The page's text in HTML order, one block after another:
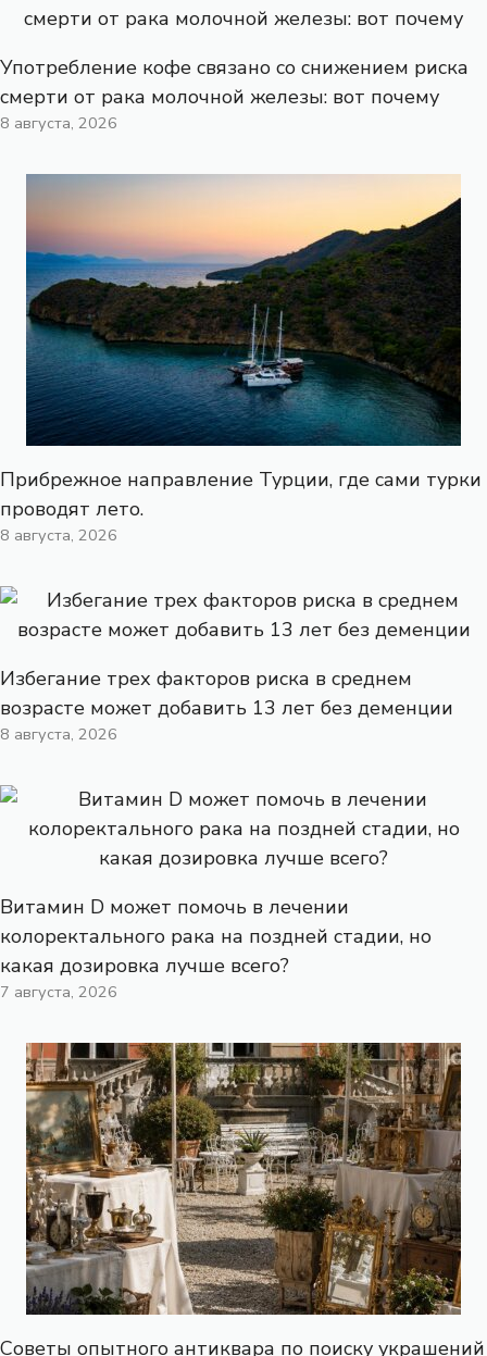
Употребление кофе связано со снижением риска
смерти от рака молочной железы: вот почему
8 августа, 2026
Прибрежное направление Турции, где сами турки
проводят лето.
8 августа, 2026
Избегание трех факторов риска в среднем
возрасте может добавить 13 лет без деменции
8 августа, 2026
Витамин D может помочь в лечении
колоректального рака на поздней стадии, но
какая дозировка лучше всего?
7 августа, 2026
Советы опытного антиквара по поиску украшений